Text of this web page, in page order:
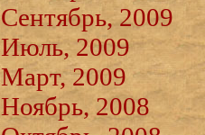
Сентябрь, 2009
Июль, 2009
Март, 2009
Ноябрь, 2008